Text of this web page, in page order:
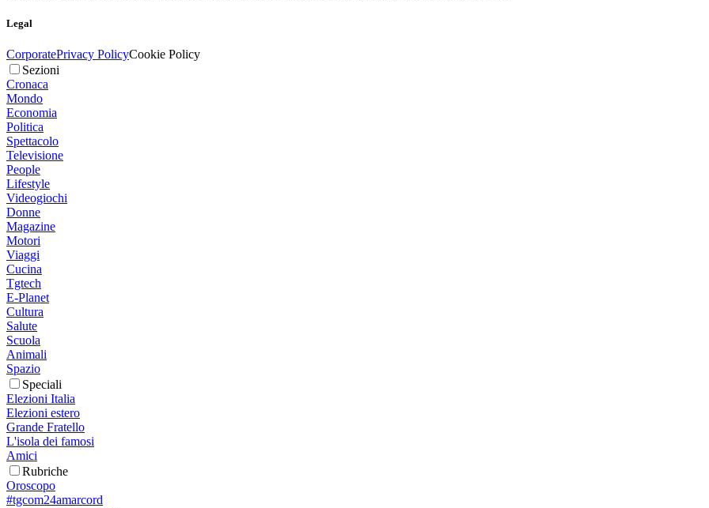
Legal
CorporatePrivacy PolicyCookie Policy
Sezioni
Cronaca
Mondo
Economia
Politica
Spettacolo
Televisione
People
Lifestyle
Videogiochi
Donne
Magazine
Motori
Viaggi
Cucina
Tgtech
E-Planet
Cultura
Salute
Scuola
Animali
Spazio
Speciali
Elezioni Italia
Elezioni estero
Grande Fratello
L'isola dei famosi
Amici
Rubriche
Oroscopo
#tgcom24amarcord